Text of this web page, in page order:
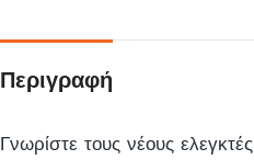
αυτό
προϊόν
Περιγραφή
Γνωρίστε τους νέους ελεγκτές